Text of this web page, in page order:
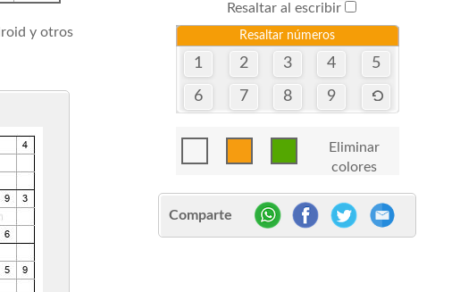
y otros
Resaltar al escribir
Resaltar números
1 2 3 4 5
6 7 8 9
Eliminar
colores
Comparte